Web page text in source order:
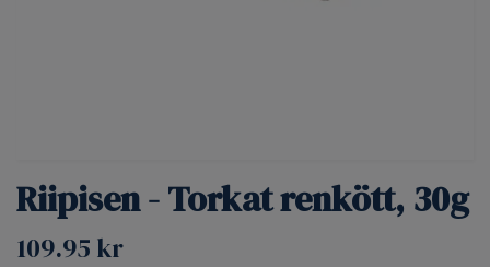
Riipisen - Torkat renkött, 30g
109.95 kr